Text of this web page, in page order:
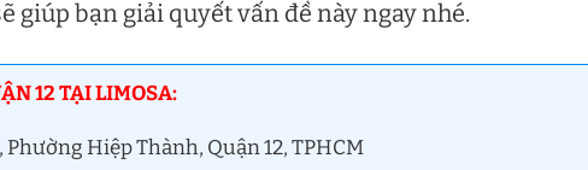
giúp bạn giải quyết vấn đề này ngay nhé.
12 TẠI LIMOSA:
Hiệp Thành, Quận 12, TPHCM